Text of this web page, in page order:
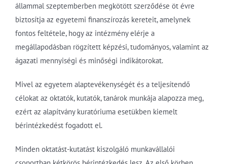
állammal szeptemberben megkötött szerződése öt évre
biztosítja az egyetemi finanszírozás kereteit, amelynek
fontos feltétele, hogy az intézmény elérje a
megállapodásban rögzített képzési, tudományos, valamint az
ágazati mennyiségi és minőségi indikátorokat.
Mivel az egyetem alaptevékenységét és a teljesítendő
célokat az oktatók, kutatók, tanárok munkája alapozza meg,
ezért az alapítvány kuratóriuma esetükben kiemelt
bérintézkedést fogadott el.
Minden oktatást-kutatást kiszolgáló munkavállalói